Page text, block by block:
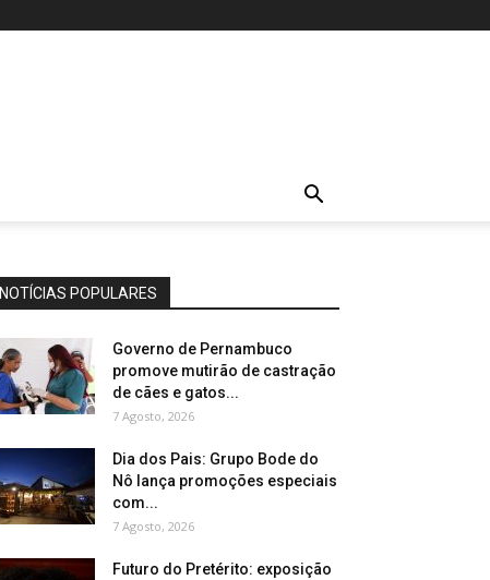
NOTÍCIAS POPULARES
Governo de Pernambuco
promove mutirão de castração
de cães e gatos...
7 Agosto, 2026
Dia dos Pais: Grupo Bode do
Nô lança promoções especiais
com...
7 Agosto, 2026
Futuro do Pretérito: exposição